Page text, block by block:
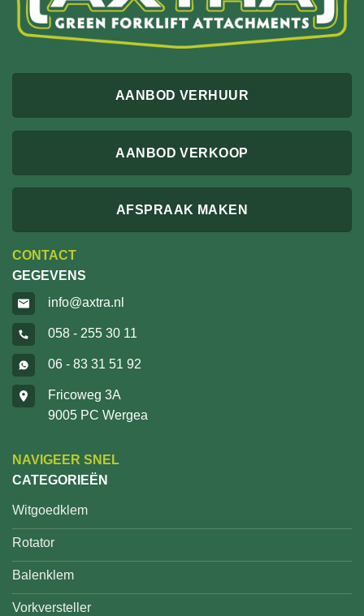
AANBOD VERHUUR
AANBOD VERKOOP
AFSPRAAK MAKEN
CONTACT
GEGEVENS
info@axtra.nl
058 - 255 30 11
06 - 83 31 51 92
Fricoweg 3A
9005 PC Wergea
NAVIGEER SNEL
CATEGORIEËN
Witgoedklem
Rotator
Balenklem
Vorkversteller